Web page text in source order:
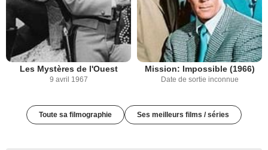
Les Mystères de l'Ouest
9 avril 1967
Mission: Impossible (1966)
Date de sortie inconnue
Toute sa filmographie Ses meilleurs films / séries